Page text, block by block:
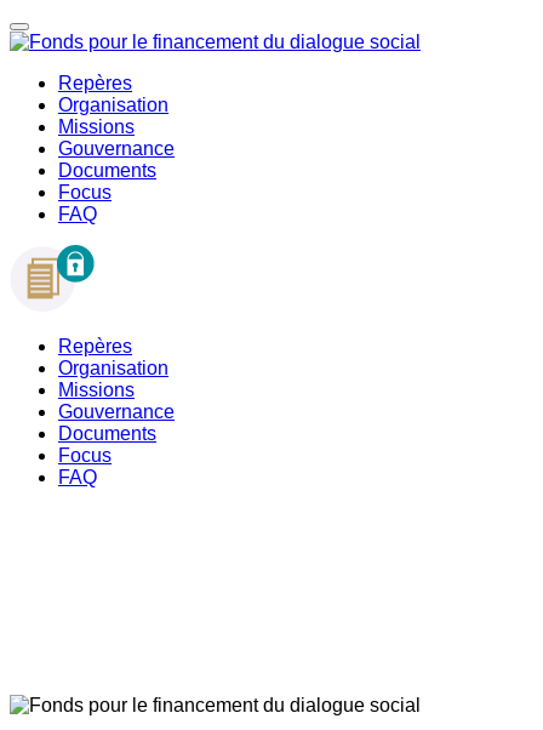
Repères
Organisation
Missions
Gouvernance
Documents
Focus
FAQ
Repères
Organisation
Missions
Gouvernance
Documents
Focus
FAQ